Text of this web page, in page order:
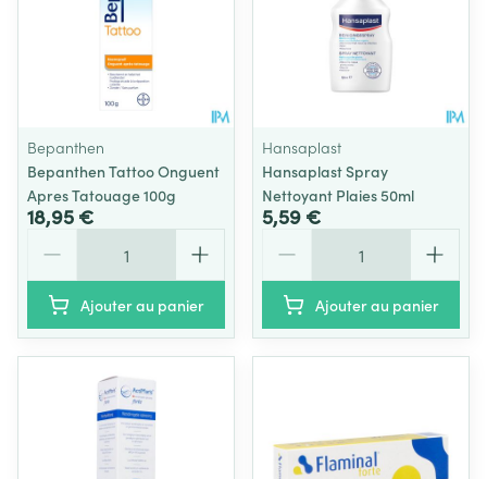
Bepanthen
Bepanthen Tattoo Onguent
Apres Tatouage 100g
18,95 €
Ajouter au panier
Hansaplast
Hansaplast Spray
Nettoyant Plaies 50ml
5,59 €
Ajouter au panier